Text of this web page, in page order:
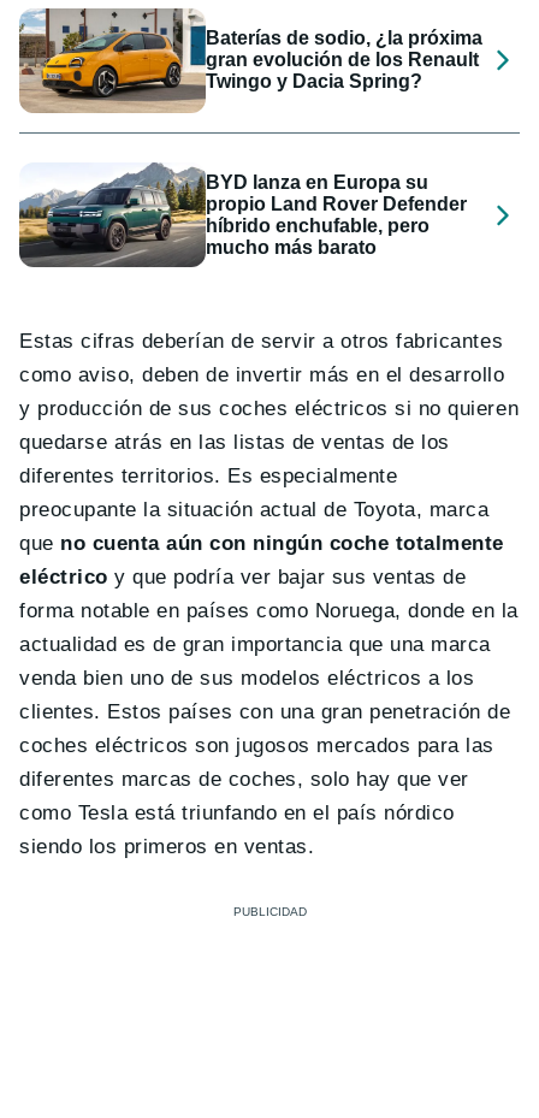
Baterías de sodio, ¿la próxima
gran evolución de los Renault
Twingo y Dacia Spring?
BYD lanza en Europa su
propio Land Rover Defender
híbrido enchufable, pero
mucho más barato
Estas cifras deberían de servir a otros fabricantes
como aviso, deben de invertir más en el desarrollo
y producción de sus coches eléctricos si no quieren
quedarse atrás en las listas de ventas de los
diferentes territorios. Es especialmente
preocupante la situación actual de Toyota, marca
que no cuenta aún con ningún coche totalmente
eléctrico y que podría ver bajar sus ventas de
forma notable en países como Noruega, donde en la
actualidad es de gran importancia que una marca
venda bien uno de sus modelos eléctricos a los
clientes. Estos países con una gran penetración de
coches eléctricos son jugosos mercados para las
diferentes marcas de coches, solo hay que ver
como Tesla está triunfando en el país nórdico
siendo los primeros en ventas.